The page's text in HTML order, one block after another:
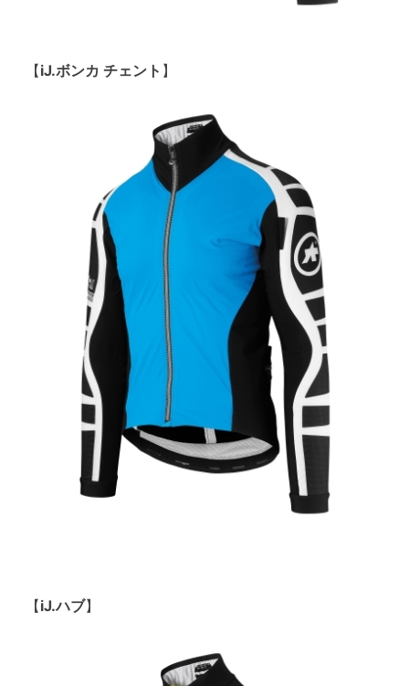
【iJ.ボンカ チェント 】
【iJ.ハブ】